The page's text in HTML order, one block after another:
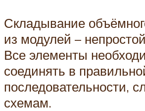
Складывание
из модулей –
Все элементы
соединять в
последовательности,
схемам.